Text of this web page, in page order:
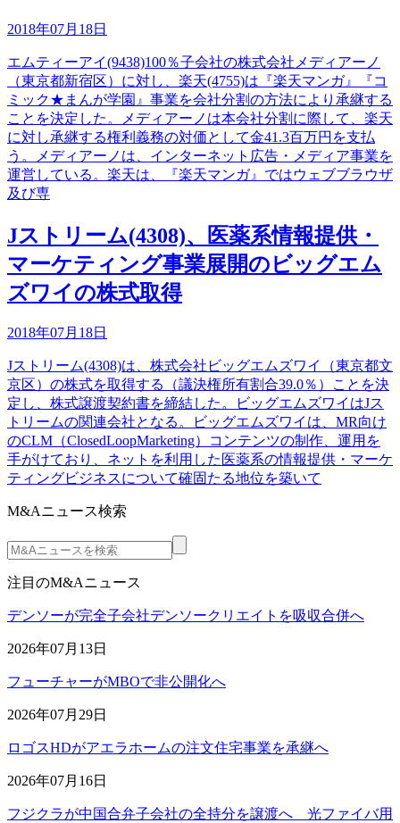
2018年07月18日
エムティーアイ(9438)100％子会社の株式会社メディアーノ
（東京都新宿区）に対し、楽天(4755)は『楽天マンガ』『コ
ミック★まんが学園』事業を会社分割の方法により承継する
ことを決定した。メディアーノは本会社分割に際して、楽天
に対し承継する権利義務の対価として金41.3百万円を支払
う。メディアーノは、インターネット広告・メディア事業を
運営している。楽天は、『楽天マンガ』ではウェブブラウザ
及び専
Jストリーム(4308)、医薬系情報提供・
マーケティング事業展開のビッグエム
ズワイの株式取得
2018年07月18日
Jストリーム(4308)は、株式会社ビッグエムズワイ（東京都文
京区）の株式を取得する（議決権所有割合39.0％）ことを決
定し、株式譲渡契約書を締結した。ビッグエムズワイはJス
トリームの関連会社となる。ビッグエムズワイは、MR向け
のCLM（ClosedLoopMarketing）コンテンツの制作、運用を
手がけており、ネットを利用した医薬系の情報提供・マーケ
ティングビジネスについて確固たる地位を築いて
M&Aニュース検索
注目のM&Aニュース
デンソーが完全子会社デンソークリエイトを吸収合併へ
2026年07月13日
フューチャーがMBOで非公開化へ
2026年07月29日
ロゴスHDがアエラホームの注文住宅事業を承継へ
2026年07月16日
フジクラが中国合弁子会社の全持分を譲渡へ 光ファイバ用